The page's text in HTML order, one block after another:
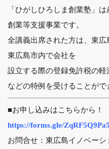
「ひがしひろしま創業塾」
創業等支援事業です。
全講義出席された方は、東広
東広島市内で会社を
設立する際の登録免許税の
などの特例を受けることがで
■お申し込みはこちらから！
https://forms.gle/
お問合せ：東広島イノベーシ